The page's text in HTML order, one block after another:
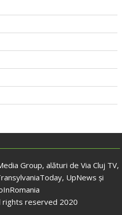
Group, alături de Via Cluj TV,
UpNews și
reserved 2020